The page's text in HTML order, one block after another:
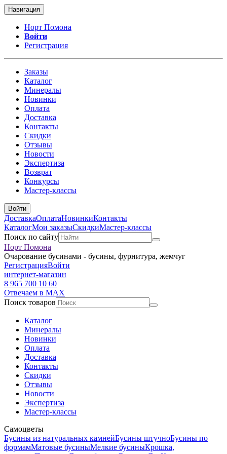
Навигация
Норт Помона
Войти
Регистрация
Заказы
Каталог
Минералы
Новинки
Оплата
Доставка
Контакты
Скидки
Отзывы
Новости
Экспертиза
Возврат
Конкурсы
Мастер-классы
Войти
ДоставкаОплатаНовинкиКонтакты
КаталогМои заказыСкидкиМастер-классы
Поиск по сайту
Норт Помона
Очарование бусинами - бусины, фурнитура, жемчуг
РегистрацияВойти
интернет-магазин
8 965 700 10 60
Отвечаем в MAX
Поиск товаров
Каталог
Минералы
Новинки
Оплата
Доставка
Контакты
Скидки
Отзывы
Новости
Экспертиза
Мастер-классы
Самоцветы
Бусины из натуральных камнейБусины штучноБусины по
формамМатовые бусиныМелкие бусиныКрошка,